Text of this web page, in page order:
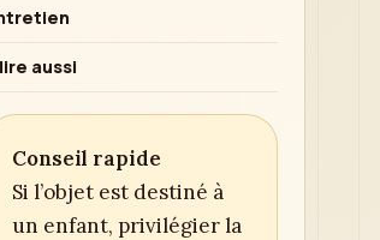
aussi
Conseil rapide
Si l’objet est destiné à
un enfant, privilégier la